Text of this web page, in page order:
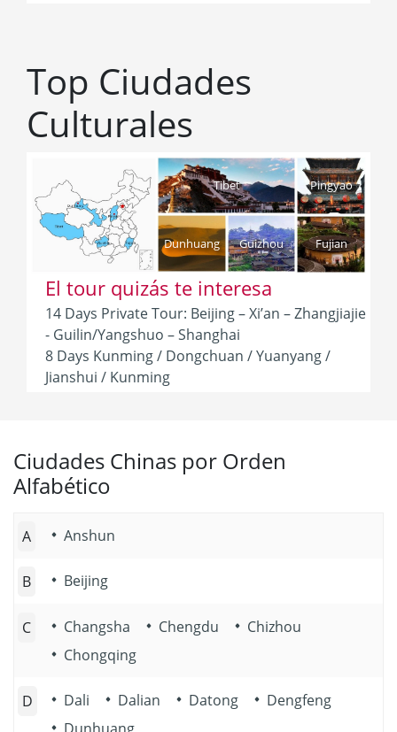
Top Ciudades
Culturales
Tibet
Dunhuang Guizhou
Pingyao
Fujian
El tour quizás te interesa
14 Days Private Tour: Beijing – Xi’an – Zhangjiajie
- Guilin/Yangshuo – Shanghai
8 Days Kunming / Dongchuan / Yuanyang /
Jianshui / Kunming
Ciudades Chinas por Orden
Alfabético
A Anshun
B Beijing
C Changsha Chengdu
Chizhou
Chongqing
D Dali Dalian Datong
Dengfeng